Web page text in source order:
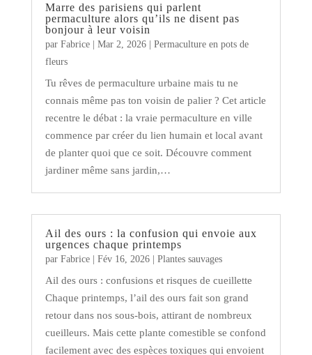
Marre des parisiens qui parlent
permaculture alors qu’ils ne disent pas
bonjour à leur voisin
par Fabrice| Mar 2, 2026| Permaculture en pots de
fleurs
Tu rêves de permaculture urbaine mais tu ne
connais même pas ton voisin de palier ? Cet article
recentre le débat : la vraie permaculture en ville
commence par créer du lien humain et local avant
de planter quoi que ce soit. Découvre comment
jardiner même sans jardin,…
Ail des ours : la confusion qui envoie aux
urgences chaque printemps
par Fabrice| Fév 16, 2026| Plantes sauvages
Ail des ours : confusions et risques de cueillette
Chaque printemps, l’ail des ours fait son grand
retour dans nos sous-bois, attirant de nombreux
cueilleurs. Mais cette plante comestible se confond
facilement avec des espèces toxiques qui envoient